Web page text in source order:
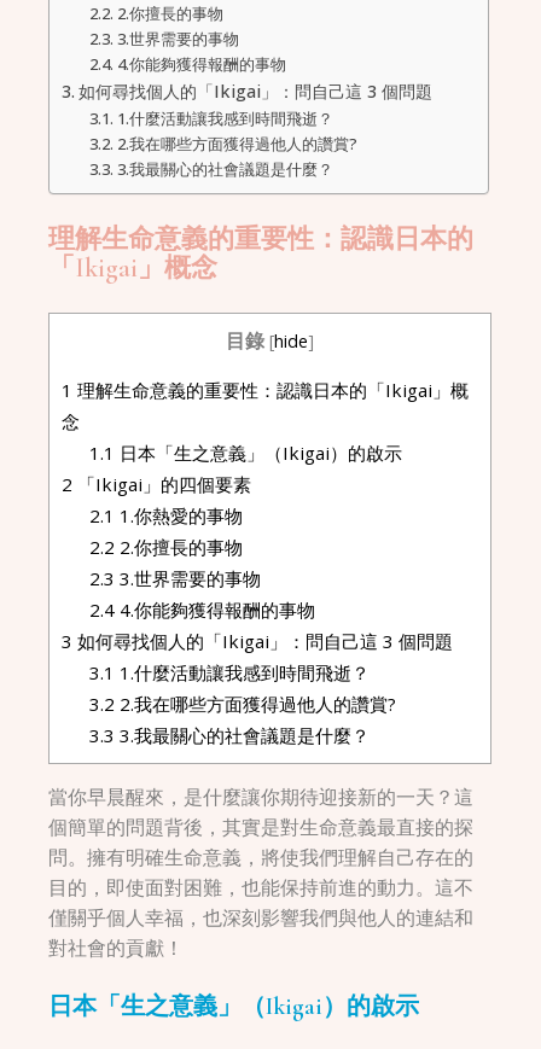
2.你擅長的事物
3.世界需要的事物
4.你能夠獲得報酬的事物
如何尋找個人的「Ikigai」：問自己這 3 個問題
1.什麼活動讓我感到時間飛逝？
2.我在哪些方面獲得過他人的讚賞?
3.我最關心的社會議題是什麼？
理解生命意義的重要性：認識日本的
「Ikigai」概念
目錄 [hide]
1 理解生命意義的重要性：認識日本的「Ikigai」概
念
1.1 日本「生之意義」（Ikigai）的啟示
2 「Ikigai」的四個要素
2.1 1.你熱愛的事物
2.2 2.你擅長的事物
2.3 3.世界需要的事物
2.4 4.你能夠獲得報酬的事物
3 如何尋找個人的「Ikigai」：問自己這 3 個問題
3.1 1.什麼活動讓我感到時間飛逝？
3.2 2.我在哪些方面獲得過他人的讚賞?
3.3 3.我最關心的社會議題是什麼？
當你早晨醒來，是什麼讓你期待迎接新的一天？這
個簡單的問題背後，其實是對生命意義最直接的探
問。擁有明確生命意義，將使我們理解自己存在的
目的，即使面對困難，也能保持前進的動力。這不
僅關乎個人幸福，也深刻影響我們與他人的連結和
對社會的貢獻！
日本「生之意義」（Ikigai）的啟示